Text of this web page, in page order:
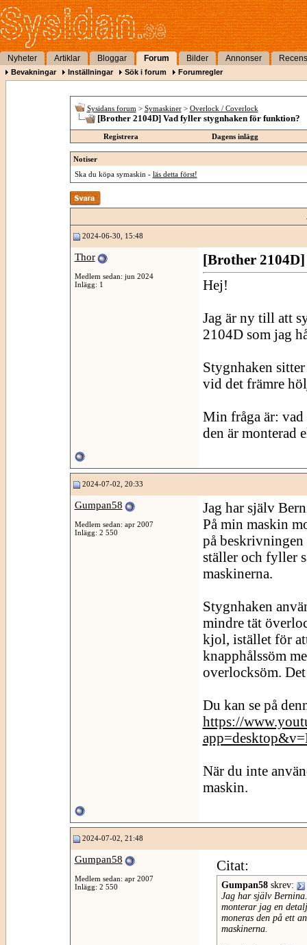
Nyheter Artiklar Bloggar Forum Bilder Annonser
Bevakningar Inställningar Sök i forum Forumregler
Sysidans forum > Symaskiner > Overlock / Coverlock
[Brother 2104D] Vad fyller stygnhaken för funktion?
Registrera Dagens inlägg
Notiser
Ska du köpa symaskin - läs detta först!
2024-06-30, 15:48
Thor
Medlem sedan: jun 2024
Inlägg: 1
[Brother
Hej!
Jag är ny till att
2104D som jag
Stygnhaken
vid det främre
Min fråga är:
den är monterad
2024-07-02, 20:33
Gumpan58
Medlem sedan: apr 2007
Inlägg: 2 550
Jag har själv
På min maskin
på beskrivningen
ställer och fyller
maskinerna.
Stygnhaken
mindre tät
kjol, istället för
knapphålssöm
overlocksöm.
Du kan se på
https://
När du inte
maskin.
2024-07-02, 21:48
Gumpan58
Medlem sedan: apr 2007
Inlägg: 2 550
Citat:
Gumpan58skrev:
Jag har själv
monterar jag en
moneras den på ett
maskinerna.